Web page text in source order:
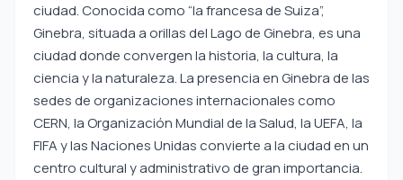
ciudad. Conocida como “la francesa de Suiza”,
Ginebra, situada a orillas del Lago de Ginebra, es una
ciudad donde convergen la historia, la cultura, la
ciencia y la naturaleza. La presencia en Ginebra de las
sedes de organizaciones internacionales como
CERN, la Organización Mundial de la Salud, la UEFA, la
FIFA y las Naciones Unidas convierte a la ciudad en un
centro cultural y administrativo de gran importancia.